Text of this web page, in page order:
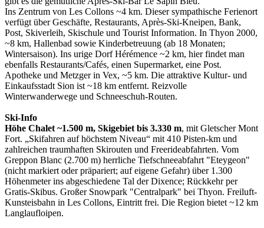
Ins Zentrum von Les Collons ~4 km. Dieser sympathische Ferienort
verfügt über Geschäfte, Restaurants, Après-Ski-Kneipen, Bank,
Post, Skiverleih, Skischule und Tourist Information. In Thyon 2000,
~8 km, Hallenbad sowie Kinderbetreuung (ab 18 Monaten;
Wintersaison). Ins urige Dorf Hérémence ~2 km, hier findet man
ebenfalls Restaurants/Cafés, einen Supermarket, eine Post.
Apotheke und Metzger in Vex, ~5 km. Die attraktive Kultur- und
Einkaufsstadt Sion ist ~18 km entfernt. Reizvolle
Winterwanderwege und Schneeschuh-Routen.
Ski-Info
Höhe Chalet ~1.500 m, Skigebiet bis 3.330 m, mit Gletscher Mont
Fort. „Skifahren auf höchstem Niveau“ mit 410 Pisten-km und
zahlreichen traumhaften Skirouten und Freerideabfahrten. Vom
Greppon Blanc (2.700 m) herrliche Tiefschneeabfahrt "Eteygeon"
(nicht markiert oder präpariert; auf eigene Gefahr) über 1.300
Höhenmeter ins abgeschiedene Tal der Dixence; Rückkehr per
Gratis-Skibus. Großer Snowpark "Centralpark" bei Thyon. Freiluft-
Kunsteisbahn in Les Collons, Eintritt frei. Die Region bietet ~12 km
Langlaufloipen.